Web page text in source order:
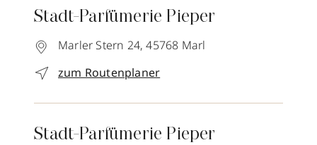
Stadt-Parfümerie Pieper
Marler Stern 24, 45768 Marl
zum Routenplaner
Stadt-Parfümerie Pieper